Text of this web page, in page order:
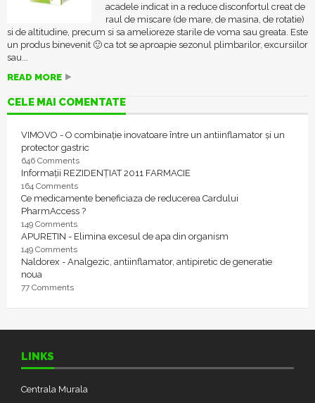
acadele indicat in a reduce disconfortul creat de
raul de miscare (de mare, de masina, de rotatie)
si de altitudine, precum si sa amelioreze starile de voma sau greata. Este
un produs binevenit 🙂 ca tot se aproapie sezonul plimbarilor, excursiilor
sau...
READ MORE
CELE MAI COMENTATE
VIMOVO - O combinație inovatoare între un antiinflamator și un
protector gastric
646 Comments
Informații REZIDENȚIAT 2011 FARMACIE
164 Comments
Ce medicamente beneficiaza de reducerea Cardului
PharmAccess ?
149 Comments
APURETIN - Elimina excesul de apa din organism
149 Comments
Naldorex - Analgezic, antiinflamator, antipiretic de generatie
noua
77 Comments
LINKS
Centrala Murala